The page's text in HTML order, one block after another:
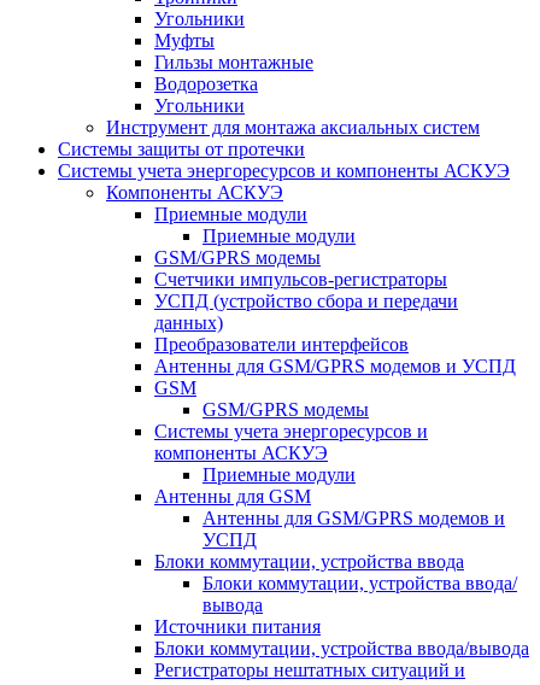
Угольники
Муфты
Гильзы монтажные
Водорозетка
Угольники
Инструмент для монтажа аксиальных систем
Системы защиты от протечки
Системы учета энергоресурсов и компоненты АСКУЭ
Компоненты АСКУЭ
Приемные модули
Приемные модули
GSM/GPRS модемы
Счетчики импульсов-регистраторы
УСПД (устройство сбора и передачи
данных)
Преобразователи интерфейсов
Антенны для GSM/GPRS модемов и УСПД
GSM
GSM/GPRS модемы
Системы учета энергоресурсов и
компоненты АСКУЭ
Приемные модули
Антенны для GSM
Антенны для GSM/GPRS модемов и
УСПД
Блоки коммутации, устройства ввода
Блоки коммутации, устройства ввода/
вывода
Источники питания
Блоки коммутации, устройства ввода/вывода
Регистраторы нештатных ситуаций и